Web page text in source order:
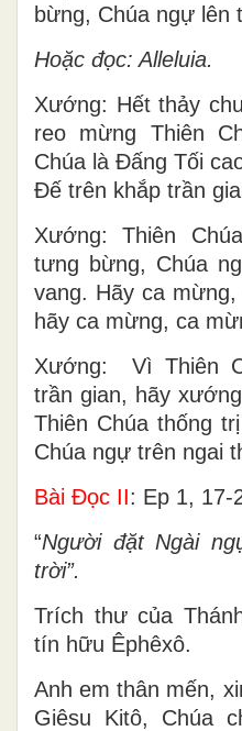
bừng, Chúa ngự lên
Hoặc đọc: Alleluia.
Xướng: Hết thảy
reo mừng Thiên
Chúa là Ðấng Tối
Ðế trên khắp trần
Xướng: Thiên
tưng bừng, Chúa
vang. Hãy ca mừng,
hãy ca mừng, ca
Xướng: Vì Thiên
trần gian, hãy
Thiên Chúa thống
Chúa ngự trên ngai
Bài Ðọc II: Ep 1, 17-
“Người đặt Ngài
trời”.
Trích thư của
tín hữu Êphêxô.
Anh em thân mến,
Giêsu Kitô, Chúa